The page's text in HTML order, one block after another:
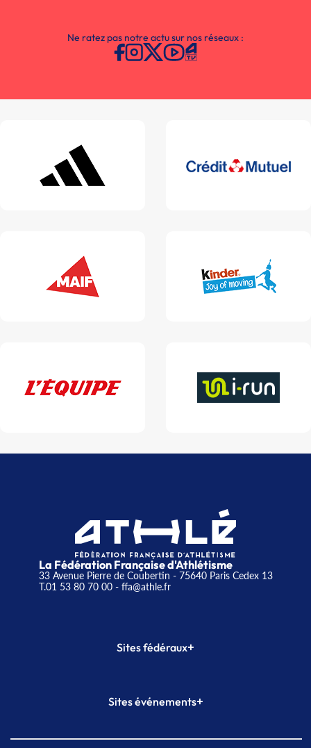
Ne ratez pas notre actu sur nos réseaux :
La Fédération Française d'Athlétisme
33 Avenue Pierre de Coubertin - 75640 Paris Cedex 13
T.01 53 80 70 00- ffa@athle.fr
Sites fédéraux+
Plateforme Formation
Sites événements+
Meeting de Paris indoor